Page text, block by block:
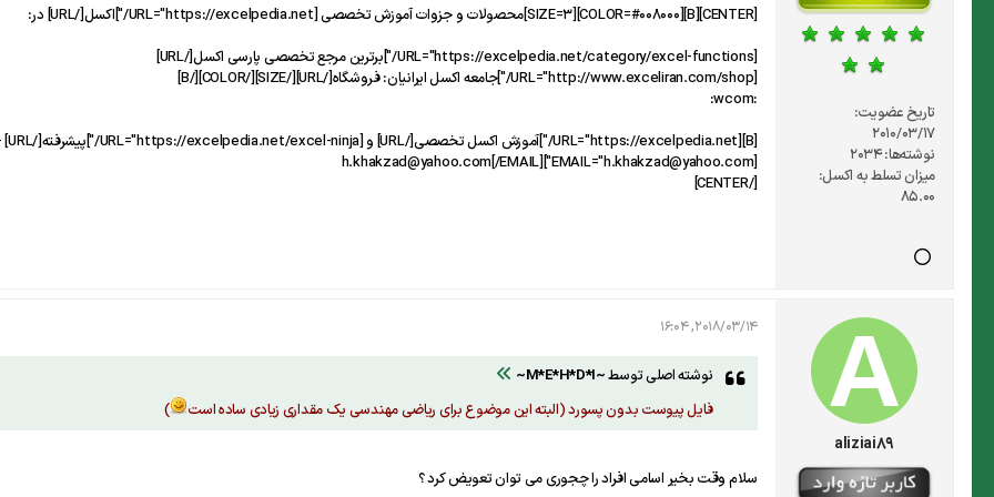
تاریخ عضویت:
2010/03/17
نوشته‌ها:2034
میزان تسلط به اکسل:
85.00
[CENTER][B][COLOR=#008000][SIZE=3]محصولات و جزوات آموزش تخصصی [URL="https://excelpedia.net/"]اکسل[/URL] در:
[URL="https://excelpedia.net/category/excel-functions/"]برترین مرجع تخصصی پارسی اکسل[/URL]
[URL="http://www.exceliran.com/shop/"]جامعه اكسل ايرانيان: فروشگاه[/URL][/SIZE][/COLOR][/B]
:wcom:
[B][URL="https://excelpedia.net/"]آموزش اکسل تخصصی[/URL] و [URL="https://excelpedia.net/excel-ninja/"]پیشرفته[/URL] - [URL="https://excelpedia.net/"]تهران[/URL][/B]
[EMAIL="h.khakzad@yahoo.com"]h.khakzad@yahoo.com[/EMAIL]
[/CENTER]
aliziai89
2018/03/14, 16:04
نوشته اصلی توسط~M*E*H*D*I~
فایل پیوست بدون پسورد (البته این موضوع برای ریاضی مهندسی یک مقداری زیادی ساده است
)
سلام وقت بخیر اسامی افراد را چجوری می توان تعویض کرد ؟